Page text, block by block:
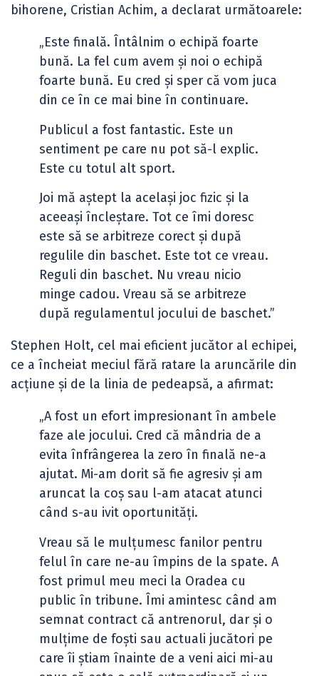
bihorene, Cristian Achim, a declarat următoarele:
„Este finală. Întâlnim o echipă foarte
bună. La fel cum avem și noi o echipă
foarte bună. Eu cred și sper că vom juca
din ce în ce mai bine în continuare.
Publicul a fost fantastic. Este un
sentiment pe care nu pot să-l explic.
Este cu totul alt sport.
Joi mă aștept la același joc fizic și la
aceeași încleștare. Tot ce îmi doresc
este să se arbitreze corect și după
regulile din baschet. Este tot ce vreau.
Reguli din baschet. Nu vreau nicio
minge cadou. Vreau să se arbitreze
după regulamentul jocului de baschet.”
Stephen Holt, cel mai eficient jucător al echipei,
ce a încheiat meciul fără ratare la aruncările din
acțiune și de la linia de pedeapsă, a afirmat:
„A fost un efort impresionant în ambele
faze ale jocului. Cred că mândria de a
evita înfrângerea la zero în finală ne-a
ajutat. Mi-am dorit să fie agresiv și am
aruncat la coș sau l-am atacat atunci
când s-au ivit oportunități.
Vreau să le mulțumesc fanilor pentru
felul în care ne-au împins de la spate. A
fost primul meu meci la Oradea cu
public în tribune. Îmi amintesc când am
semnat contract că antrenorul, dar și o
mulțime de foști sau actuali jucători pe
care îi știam înainte de a veni aici mi-au